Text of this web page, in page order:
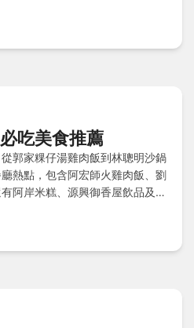
吃美食推薦
郭家粿仔湯雞肉飯到林聰明沙鍋
熱點，包含阿宏師火雞肉飯、劉
阿岸米糕、源興御香屋飲品及一